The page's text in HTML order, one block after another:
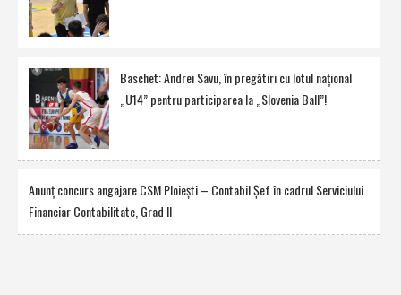
Baschet: Andrei Savu, în pregătiri cu lotul naţional
„U14” pentru participarea la „Slovenia Ball”!
Anunţ concurs angajare CSM Ploieşti – Contabil Şef în cadrul Serviciului
Financiar Contabilitate, Grad II